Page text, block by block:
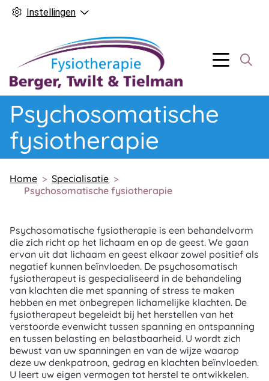
Instellingen
Menu
Home
Specialisatie
Psychosomatische fysiotherapie
Psychosomatische
fysiotherapie
Psychosomatische fysiotherapie is een behandelvorm
die zich richt op het lichaam en op de geest. We gaan
ervan uit dat lichaam en geest elkaar zowel positief als
negatief kunnen beïnvloeden. De psychosomatisch
fysiotherapeut is gespecialiseerd in de behandeling
van klachten die met spanning of stress te maken
hebben en met onbegrepen lichamelijke klachten. De
fysiotherapeut begeleidt bij het herstellen van het
verstoorde evenwicht tussen spanning en ontspanning
en tussen belasting en belastbaarheid. U wordt zich
bewust van uw spanningen en van de wijze waarop
deze uw denkpatroon, gedrag en klachten beïnvloeden.
U leert uw eigen vermogen tot herstel te ontwikkelen.